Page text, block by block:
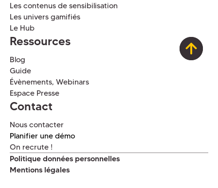
Les contenus de sensibilisation
Les univers gamifiés
Le Hub
Ressources
Blog
Guide
Évènements, Webinars
Espace Presse
Contact
Nous contacter
Planifier une démo
On recrute !
Politique données personnelles
Mentions légales